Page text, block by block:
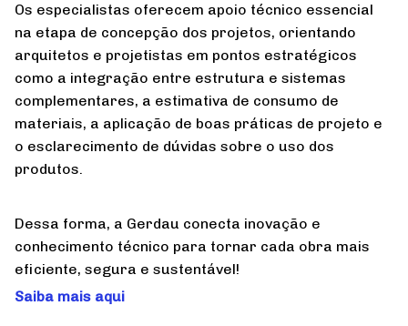
Os especialistas oferecem apoio técnico essencial
na etapa de concepção dos projetos, orientando
arquitetos e projetistas em pontos estratégicos
como a integração entre estrutura e sistemas
complementares, a estimativa de consumo de
materiais, a aplicação de boas práticas de projeto e
o esclarecimento de dúvidas sobre o uso dos
produtos.
Dessa forma, a Gerdau conecta inovação e
conhecimento técnico para tornar cada obra mais
eficiente, segura e sustentável!
Saiba mais aqui